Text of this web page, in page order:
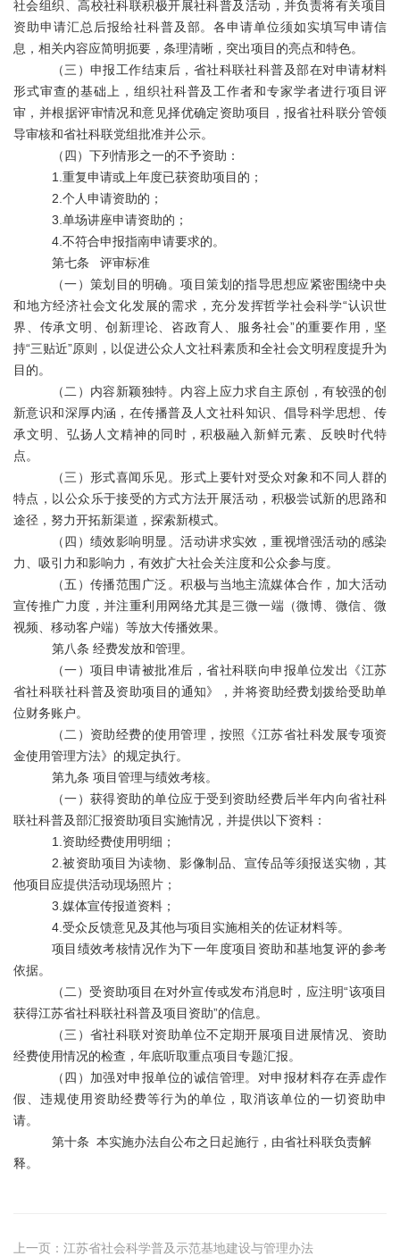
社会组织、高校社科联积极开展社科普及活动，并负责将有关项目
资助申请汇总后报给社科普及部。各申请单位须如实填写申请信
息，相关内容应简明扼要，条理清晰，突出项目的亮点和特色。
（三）申报工作结束后，省社科联社科普及部在对申请材料
形式审查的基础上，组织社科普及工作者和专家学者进行项目评
审，并根据评审情况和意见择优确定资助项目，报省社科联分管领
导审核和省社科联党组批准并公示。
（四）下列情形之一的不予资助：
1.重复申请或上年度已获资助项目的；
2. 个人申请资助的；
3.单场讲座申请资助的；
4. 不符合申报指南申请要求的。
第七条 评审标准
（一）策划目的明确。项目策划的指导思想应紧密围绕中央
和地方经济社会文化发展的需求，充分发挥哲学社会科学“认识世
界、传承文明、创新理论、咨政育人、服务社会”的重要作用，坚
持“三贴近”原则，以促进公众人文社科素质和全社会文明程度提升为
目的。
（二）内容新颖独特。内容上应力求自主原创，有较强的创
新意识和深厚内涵，在传播普及人文社科知识、倡导科学思想、传
承文明、弘扬人文精神的同时，积极融入新鲜元素、反映时代特
点。
（三）形式喜闻乐见。形式上要针对受众对象和不同人群的
特点，以公众乐于接受的方式方法开展活动，积极尝试新的思路和
途径，努力开拓新渠道，探索新模式。
（四）绩效影响明显。活动讲求实效，重视增强活动的感染
力、吸引力和影响力，有效扩大社会关注度和公众参与度。
（五）传播范围广泛。积极与当地主流媒体合作，加大活动
宣传推广力度，并注重利用网络尤其是三微一端（微博、微信、微
视频、移动客户端）等放大传播效果。
第八条 经费发放和管理。
（一）项目申请被批准后，省社科联向申报单位发出《江苏
省社科联社科普及资助项目的通知》，并将资助经费划拨给受助单
位财务账户。
（二）资助经费的使用管理，按照《江苏省社科发展专项资
金使用管理方法》的规定执行。
第九条 项目管理与绩效考核。
（一）获得资助的单位应于受到资助经费后半年内向省社科
联社科普及部汇报资助项目实施情况，并提供以下资料：
1. 资助经费使用明细；
2. 被资助项目为读物、影像制品、宣传品等须报送实物，其
他项目应提供活动现场照片；
3. 媒体宣传报道资料；
4. 受众反馈意见及其他与项目实施相关的佐证材料等。
项目绩效考核情况作为下一年度项目资助和基地复评的参考
依据。
（二）受资助项目在对外宣传或发布消息时，应注明“该项目
获得江苏省社科联社科普及项目资助”的信息。
（三）省社科联对资助单位不定期开展项目进展情况、资助
经费使用情况的检查，年底听取重点项目专题汇报。
（四）加强对申报单位的诚信管理。对申报材料存在弄虚作
假、违规使用资助经费等行为的单位，取消该单位的一切资助申
请。
第十条 本实施办法自公布之日起施行，由省社科联负责解
释。
上一页： 江苏省社会科学普及示范基地建设与管理办法